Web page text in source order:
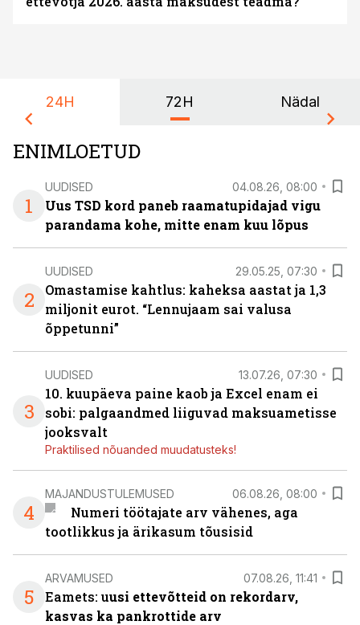
24H 72H Nädal
ENIMLOETUD
1
UUDISED 04.08.26, 08:00
Uus TSD kord paneb raamatupidajad vigu
parandama kohe, mitte enam kuu lõpus
2
UUDISED 29.05.25, 07:30
Omastamise kahtlus: kaheksa aastat ja 1,3
miljonit eurot. “Lennujaam sai valusa
õppetunni”
3
UUDISED 13.07.26, 07:30
10. kuupäeva paine kaob ja Excel enam ei
sobi: palgaandmed liiguvad maksuametisse
jooksvalt
Praktilised nõuanded muudatusteks!
4
MAJANDUSTULEMUSED 06.08.26, 08:00
Numeri töötajate arv vähenes, aga
tootlikkus ja ärikasum tõusisid
5
ARVAMUSED 07.08.26, 11:41
Eamets: uusi ettevõtteid on rekordarv,
kasvas ka pankrottide arv